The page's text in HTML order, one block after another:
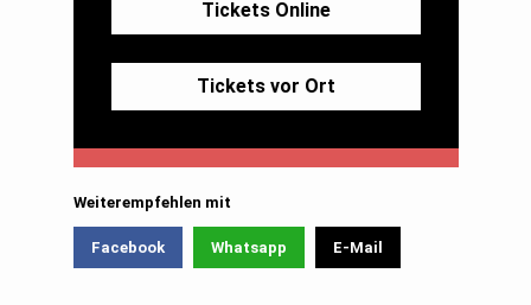
Tickets Online
Tickets vor Ort
Weiterempfehlen mit
Facebook Whatsapp E-Mail